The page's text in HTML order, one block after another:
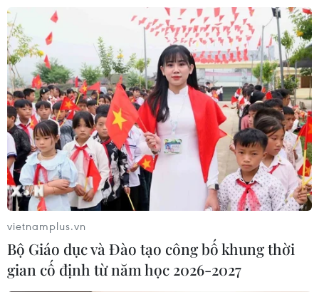
vietnamplus.vn
Bộ Giáo dục và Đào tạo công bố khung thời
gian cố định từ năm học 2026-2027